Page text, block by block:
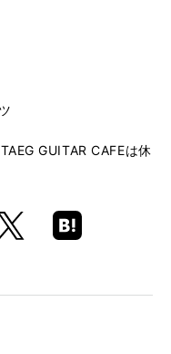
GUITAR CAFEは休
Hatena
Boo